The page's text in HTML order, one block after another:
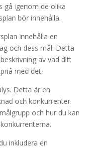
gå igenom de olika
bör innehålla.
innehålla en
och dess mål. Detta
av vad ditt
med det.
Detta är en
och konkurrenter.
och hur du kan
inkludera en